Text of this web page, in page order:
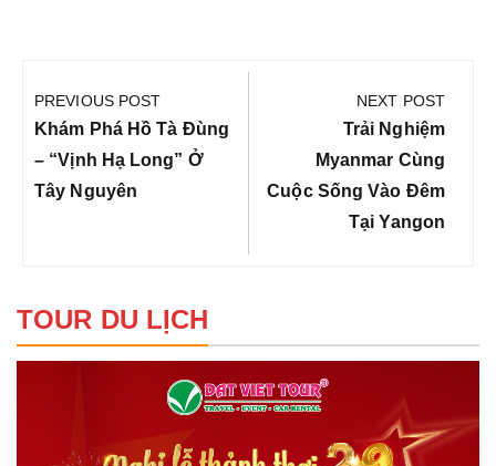
hướng
bài
viết
PREVIOUS POST
Previous
Post:
Khám Phá Hồ Tà Đùng
– “Vịnh Hạ Long” Ở
Tây Nguyên
NEXT POST
Next
Post:
Trải Nghiệm
Myanmar Cùng
Cuộc Sống Vào Đêm
Tại Yangon
TOUR DU LỊCH